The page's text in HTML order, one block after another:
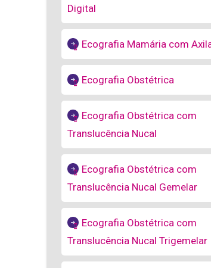
Digital
Ecografia Mamária com
Ecografia Obstétrica
Ecografia Obstétrica com
Translucência Nucal
Ecografia Obstétrica com
Translucência Nucal Gemelar
Ecografia Obstétrica com
Translucência Nucal Trigemelar